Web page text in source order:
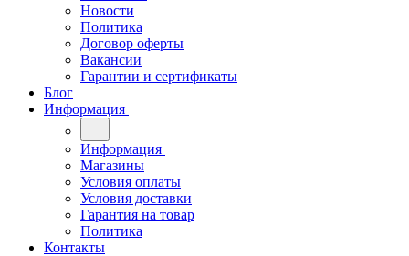
Новости
Политика
Договор оферты
Вакансии
Гарантии и сертификаты
Блог
Информация
Информация
Магазины
Условия оплаты
Условия доставки
Гарантия на товар
Политика
Контакты